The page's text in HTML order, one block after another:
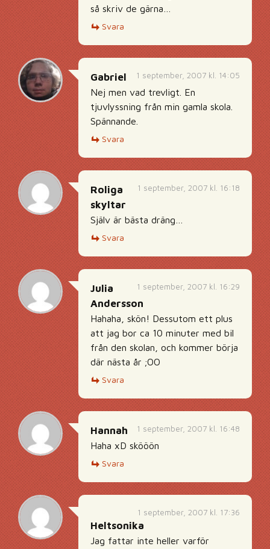
så skriv de gärna…
Svara
1 september, 2007 kl. 14:05
Gabriel
Nej men vad trevligt. En
tjuvlyssning från min gamla skola.
Spännande.
Svara
1 september, 2007 kl. 16:18
Roliga
skyltar
Själv är bästa dräng…
Svara
1 september, 2007 kl. 16:29
Julia
Andersson
Hahaha, skön! Dessutom ett plus
att jag bor ca 10 minuter med bil
från den skolan, och kommer börja
där nästa år ;OO
Svara
1 september, 2007 kl. 16:48
Hannah
Haha xD skööön
Svara
1 september, 2007 kl. 17:36
Heltsonika
Jag fattar inte heller varför